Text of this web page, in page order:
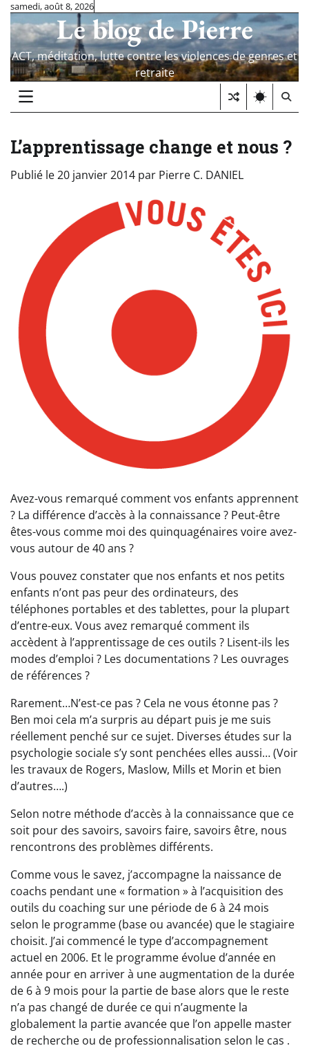
Skip
content
samedi, août 8, 2026
Le blog de Pierre
ACT, méditation, lutte contre les violences de genres et
retraite
L’apprentissage change et nous ?
Publié le20 janvier 2014 par Pierre C. DANIEL
Avez-vous remarqué comment vos enfants apprennent
? La différence d’accès à la connaissance ? Peut-être
êtes-vous comme moi des quinquagénaires voire avez-
vous autour de 40 ans ?
Vous pouvez constater que nos enfants et nos petits
enfants n’ont pas peur des ordinateurs, des
téléphones portables et des tablettes, pour la plupart
d’entre-eux. Vous avez remarqué comment ils
accèdent à l’apprentissage de ces outils ? Lisent-ils les
modes d’emploi ? Les documentations ? Les ouvrages
de références ?
Rarement…N’est-ce pas ? Cela ne vous étonne pas ?
Ben moi cela m’a surpris au départ puis je me suis
réellement penché sur ce sujet. Diverses études sur la
psychologie sociale s’y sont penchées elles aussi… (Voir
les travaux de Rogers, Maslow, Mills et Morin et bien
d’autres….)
Selon notre méthode d’accès à la connaissance que ce
soit pour des savoirs, savoirs faire, savoirs être, nous
rencontrons des problèmes différents.
Comme vous le savez, j’accompagne la naissance de
coachs pendant une « formation » à l’acquisition des
outils du coaching sur une période de 6 à 24 mois
selon le programme (base ou avancée) que le stagiaire
choisit. J’ai commencé le type d’accompagnement
actuel en 2006. Et le programme évolue d’année en
année pour en arriver à une augmentation de la durée
de 6 à 9 mois pour la partie de base alors que le reste
n’a pas changé de durée ce qui n’augmente la
globalement la partie avancée que l’on appelle master
de recherche ou de professionnalisation selon le cas .